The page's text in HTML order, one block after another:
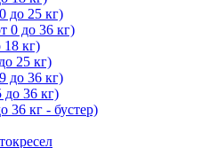
до 25 кг)
0 до 36 кг)
18 кг)
25 кг)
до 36 кг)
до 36 кг)
36 кг - бустер)